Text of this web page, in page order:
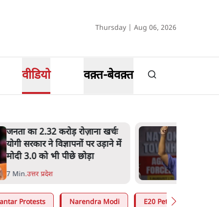
Thursday | Aug 06, 2026
वीडियो वक़्त-बेवक़्त
मेटा के सरेंडर के बाद भारत में
केजरीवाल का इंस्टा हैंडल बैनः AAP
का आरोप
3 Min.देश
Protests Narendra Modi E20 Petrol Controversy